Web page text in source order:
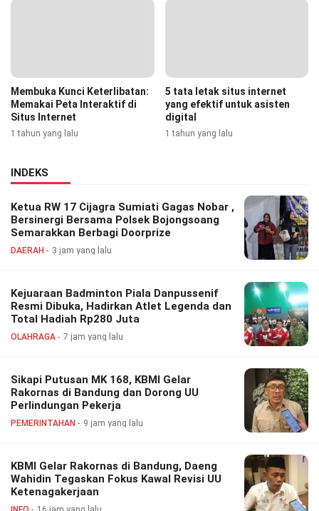
Membuka Kunci Keterlibatan:
Memakai Peta Interaktif di
Situs Internet
1 tahun yang lalu
5 tata letak situs internet
yang efektif untuk asisten
digital
1 tahun yang lalu
INDEKS
Ketua RW 17 Cijagra Sumiati Gagas Nobar ,
Bersinergi Bersama Polsek Bojongsoang
Semarakkan Berbagi Doorprize
DAERAH 3 jam yang lalu
Kejuaraan Badminton Piala Danpussenif
Resmi Dibuka, Hadirkan Atlet Legenda dan
Total Hadiah Rp280 Juta
OLAHRAGA 7 jam yang lalu
Sikapi Putusan MK 168, KBMI Gelar
Rakornas di Bandung dan Dorong UU
Perlindungan Pekerja
PEMERINTAHAN 9 jam yang lalu
KBMI Gelar Rakornas di Bandung, Daeng
Wahidin Tegaskan Fokus Kawal Revisi UU
Ketenagakerjaan